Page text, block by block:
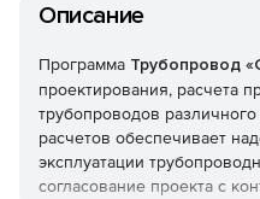
Описание
Программа Трубопровод
проектирования, расчета
трубопроводов
расчетов обеспечивает
эксплуатации
согласование проекта с